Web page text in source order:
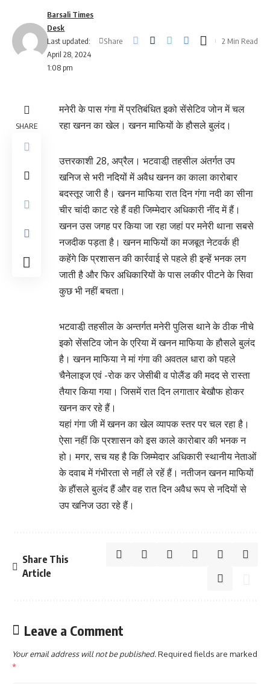
Last updated:
April 28, 2024
1:08 pm
Barsali Times
Desk
Share
2 Min Read
SHARE
मनेरी के पास गंगा में प्रतिबंधित इको सेंसेटिव जोन में चल
रहा खनन का खेल। खनन माफियों के हौसले बुलंद।
उत्तरकाशी 28, अप्रैल। भटवाडी़ तहसील अंतर्गत उप
खनिज से भरी नदियों में अवैध खनन का काला कारोबार
बदस्तूर जारी है। खनन माफिया रात दिन गंगा नदी का सीना
चीर चांदी काट रहे हैं वही जिम्मेदार अधिकारी नींद में हैं।
खनन उस जगह पर किया जा रहा जहां पर मनेरी थाना सबसे
नजदीक पड़ता है। खनन माफियों का मजबूत नेटवर्क ही
कहेंगे कि प्रशासन की कार्रवाई से पहले ही इन्हें भनक लग
जाती है और फिर अधिकारियों के पास लकीर पीटने के सिवा
कुछ भी नहीं बचता।
भटवाडी़ तहसील के अन्तर्गत मनेरी पुलिस थाने के ठीक नीचे
इको सेंसटिव जोन के एरिया में खनन माफिया के हौसले बुलंद
है। खनन माफिया ने मां गंगा की अवतल धारा को पहले
चैनेलाइज एवं -रोक कर जेसीबी व पोलैंड की मदद से रास्ता
तैयार किया गया। जिसमें रात दिन लगातार बेखौफ होकर
खनन कर रहे हैं।
यहां गंगा जी में खनन का खेल व्यापक स्तर पर चल रहा है।
ऐसा नहीं कि प्रशासन को इस काले कारोबार की भनक न
हो। मगर, सच यह है कि जिम्मेदार अधिकारी स्थानीय नेताओं
के दवाब में गंभीरता से नहीं ले रहें हैं। नतीजन खनन माफियों
के हौंसले बुलंद हैं और वह रात दिन अवैध रूप से नदियों से
उप खनिज उठा रहे हैं।
Share This
Article
Leave a Comment
Your email address will not be published.Required fields are marked
*